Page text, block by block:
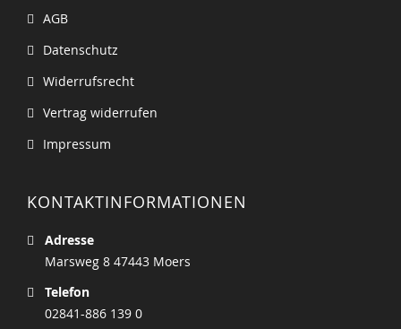
AGB
Datenschutz
Widerrufsrecht
Vertrag widerrufen
Impressum
KONTAKTINFORMATIONEN
Adresse
Marsweg 8 47443 Moers
Telefon
02841-886 139 0